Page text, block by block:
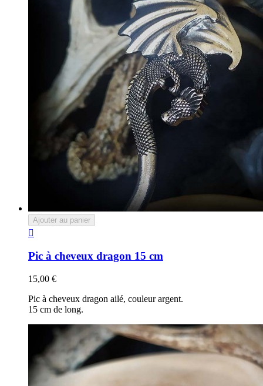
Ajouter au panier

Pic à cheveux dragon 15 cm
15,00 €
Pic à cheveux dragon ailé, couleur argent.
15 cm de long.